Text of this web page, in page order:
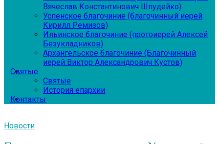
Вячеслав Константинович Шпудейко)
Успенское благочиние (благочинный иерей
Кирилл Ремизов)
Ильинское благочиние (протоиерей Алексей
Безукладников)
Архангельское благочиние (Благочинный
иерей Виктор Александрович Кустов)
Святые
Святые
История епархии
Контакты
Новости